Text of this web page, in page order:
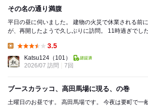
その名の通り満腹
平日の昼に伺いました。 建物の火災で休業される前に何度か伺いました
が、再開したようで久しぶりに訪問。 11時過ぎでしたが、既にテーブル
3.5
Katsu124 （101）
2026/07 訪問
7回
ブースカラッコ、高田馬場に現る、の巻
土曜日のお昼です。 高田馬場です。 今夜は要町で一献の予定なので、お